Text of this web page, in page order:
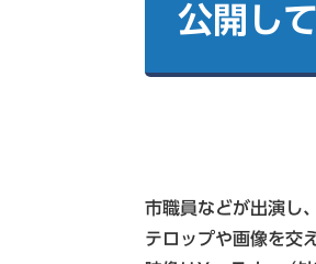
公開し
市職員などが出演し
テロップや画像を交